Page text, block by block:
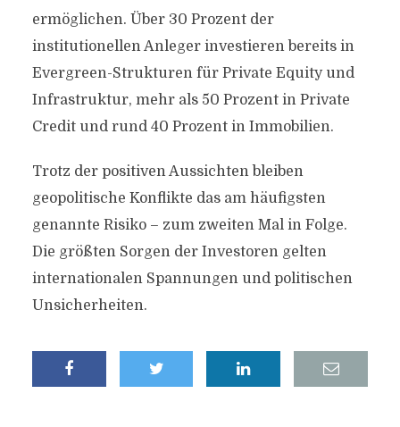
ermöglichen. Über 30 Prozent der
institutionellen Anleger investieren bereits in
Evergreen-Strukturen für Private Equity und
Infrastruktur, mehr als 50 Prozent in Private
Credit und rund 40 Prozent in Immobilien.
Trotz der positiven Aussichten bleiben
geopolitische Konflikte das am häufigsten
genannte Risiko – zum zweiten Mal in Folge.
Die größten Sorgen der Investoren gelten
internationalen Spannungen und politischen
Unsicherheiten.